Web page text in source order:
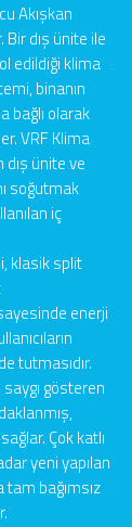
Akışkan
dış ünite ile
edildiği klima
binanın
bağlı olarak
VRF Klima
dış ünite ve
soğutmak
iç
split
enerji
tutmasıdır.
gösteren
Çok katlı
yeni yapılan
bağımsız